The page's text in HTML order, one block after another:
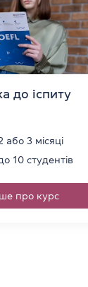
до іспиту
або 3 місяці
10 студентів
про курс